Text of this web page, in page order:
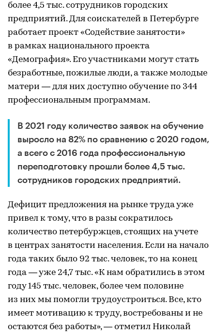
более 4,5 тыс. сотрудников городских
предприятий. Для соискателей в Петербурге
работает проект «Содействие занятости»
в рамках национального проекта
«Демография». Его участниками могут стать
безработные, пожилые люди, а также молодые
матери — для них доступно обучение по 344
профессиональным программам.
В 2021 году количество заявок на обучение
выросло на 82% по сравнению с 2020 годом,
а всего с 2016 года профессиональную
переподготовку прошли более 4,5 тыс.
сотрудников городских предприятий.
Дефицит предложения на рынке труда уже
привел к тому, что в разы сократилось
количество петербуржцев, стоящих на учете
в центрах занятости населения. Если на начало
года таких было 92 тыс. человек, то на конец
года — уже 24,7 тыс. «К нам обратились в этом
году 145 тыс. человек, более чем половине
из них мы помогли трудоустроиться. Все, кто
имеет мотивацию к труду, востребованы и не
остаются без работы», — отметил Николай